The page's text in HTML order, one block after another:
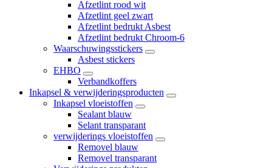
Afzetlint rood wit
Afzetlint geel zwart
Afzetlint bedrukt Asbest
Afzetlint bedrukt Chroom-6
Waarschuwingsstickers
Asbest stickers
EHBO
Verbandkoffers
Inkapsel & verwijderingsproducten
Inkapsel vloeistoffen
Sealant blauw
Selant transparant
verwijderings vloeistoffen
Removel blauw
Removel transparant